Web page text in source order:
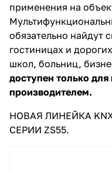
применения на
обязательно найдут
гостиницах и
школ, больниц,
доступен только
производителем.
НОВАЯ ЛИНЕЙКА
СЕРИИ ZS55.